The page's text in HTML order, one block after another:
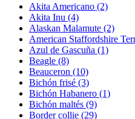
Akita Americano (2)
Akita Inu (4)
Alaskan Malamute (2)
American Staffordshire
Azul de Gascuña (1)
Beagle (8)
Beauceron (10)
Bichón frisé (3)
Bichón Habanero (1)
Bichón maltés (9)
Border collie (29)